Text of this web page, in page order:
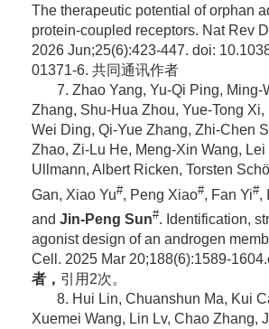
The therapeutic potential of orphan
protein-coupled receptors. Nat Rev
2026 Jun;25(6):423-447. doi:
01371-6. 共同通讯作者
7. Zhao Yang, Yu-Qi Ping, Ming-
Zhang, Shu-Hua Zhou, Yue-Tong
Wei Ding, Qi-Yue Zhang, Zhi-Chen
Zhao, Zi-Lu He, Meng-Xin Wang,
Ullmann, Albert Ricken, Torsten
Gan, Xiao Yu#, Peng Xiao#, Fan Yi#,
and Jin-Peng Sun#. Identification,
agonist design of an androgen
Cell. 2025 Mar 20;188(6):1589-
者， 引用2次。
8. Hui Lin, Chuanshun Ma, Kui
Xuemei Wang, Lin Lv, Chao Zhang,